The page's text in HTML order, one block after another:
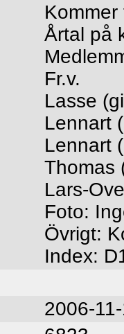
Årtal på
Fr.v.
Lasse
Lennart
Lennart
Thomas
Lars-
Foto:
Övrigt:
Index:
2006-